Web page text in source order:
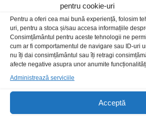
pentru cookie-uri
Pentru a oferi cea mai bună experiență, folosim
uri, pentru a stoca și/sau accesa informațiile
Consimțământul pentru aceste tehnologii ne
cum ar fi comportamentul de navigare sau ID-uri
nu îți dai consimțământul sau îți retragi
afecte negative asupra unor anumite
Administrează serviciile
Acceptă
Conect aux Audi MMI3G-USB A
340,00